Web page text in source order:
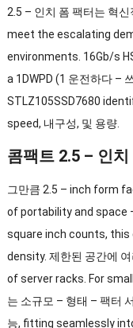
2.5 – 인치 폼 팩터는 혁
meet the escalating
environments . 16Gb/s
a 1DWPD (1 운전하다 –
STLZ105SSD7680
speed, 내구성, 및 용량.
콤팩트 2.5 – 인치
그만큼 2.5 – inch form
of portability and space
square inch counts, this
density. 제한된 공간에
of server racks For
는 소규모 – 형태 – 팩터
능, fitting seamlessly